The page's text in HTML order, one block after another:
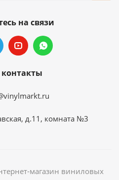
на связи
д.11, комната №3
магазин виниловых